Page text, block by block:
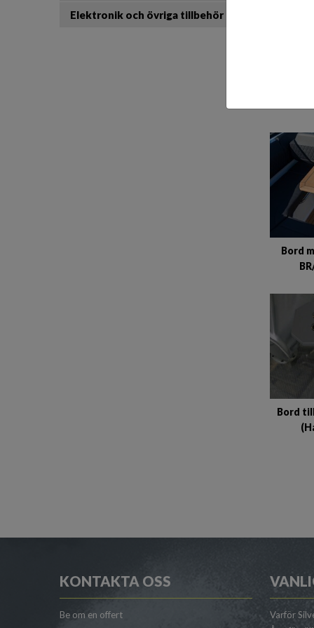
Bord
Bord
Elektronik och övriga tillbehör
KONTAKTA OSS
Be om en offert
Varför